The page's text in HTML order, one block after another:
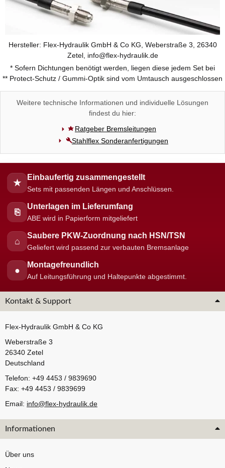
Hersteller: Flex-Hydraulik GmbH & Co KG, Weberstraße 3, 26340
Zetel, info@flex-hydraulik.de
* Sofern Dichtungen benötigt werden, liegen diese jedem Set bei
** Protect-Schutz / Gummi-Optik sind vom Umtausch ausgeschlossen
Weitere technische Informationen und individuelle Lösungen
findest du hier:
Ratgeber Bremsleitungen
Stahlflex Sonderanfertigungen
★
Einbaufertig zusammengestellt
Sets mit passenden Längen und Anschlüssen.
⎘
Unterlagen im Lieferumfang
ABE wird in Papierform mitgeliefert
⌂
Saubere PKW-Zuordnung nach HSN/TSN
Geliefert wird passend zur verbauten Bremsanlage
●
Montagefreundlich
Auf Leitungsführung und Haltepunkte abgestimmt.
Kontakt & Support
Flex-Hydraulik GmbH & Co KG
Weberstraße 3
26340 Zetel
Deutschland
Telefon: +49 4453 / 9839690
Fax: +49 4453 / 9839699
Email: info@flex-hydraulik.de
Informationen
Über uns